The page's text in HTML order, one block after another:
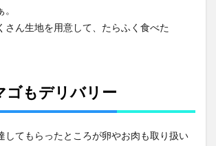
さん生地を用意して、たらふく食べた
ゴもデリバリー
してもらったところが卵やお肉も取り扱い